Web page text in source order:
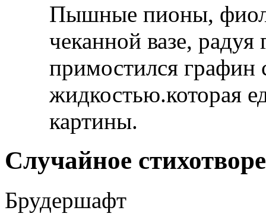
Пышные пионы,
чеканной вазе,
примостился графин
жидкостью.которая
картины.
Случайное
Брудершафт